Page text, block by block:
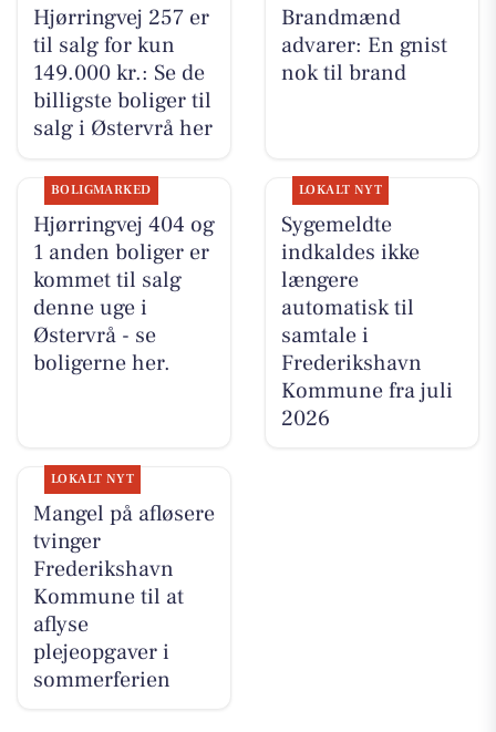
Hjørringvej 257 er
til salg for kun
149.000 kr.: Se de
billigste boliger til
salg i Østervrå her
Brandmænd
advarer: En gnist
nok til brand
BOLIGMARKED
Hjørringvej 404 og
1 anden boliger er
kommet til salg
denne uge i
Østervrå - se
boligerne her.
LOKALT NYT
Sygemeldte
indkaldes ikke
længere
automatisk til
samtale i
Frederikshavn
Kommune fra juli
2026
LOKALT NYT
Mangel på afløsere
tvinger
Frederikshavn
Kommune til at
aflyse
plejeopgaver i
sommerferien